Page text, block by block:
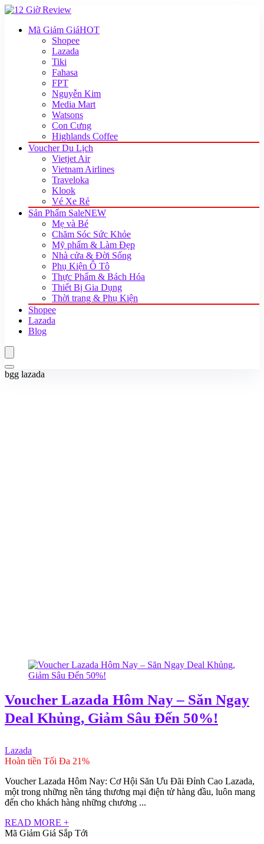
Mã Giảm GiáHOT
Shopee
Lazada
Tiki
Fahasa
FPT
Nguyễn Kim
Media Mart
Watsons
Con Cưng
Highlands Coffee
Voucher Du Lịch
Vietjet Air
Vietnam Airlines
Traveloka
Klook
Vé Xe Rẻ
Sản Phẩm SaleNEW
Mẹ và Bé
Chăm Sóc Sức Khỏe
Mỹ phẩm & Làm Đẹp
Nhà cửa & Đời Sống
Phụ Kiện Ô Tô
Thực Phẩm & Bách Hóa
Thiết Bị Gia Dụng
Thời trang & Phụ Kiện
Shopee
Lazada
Blog
bgg lazada
Voucher Lazada Hôm Nay – Săn Ngay
Deal Khủng, Giảm Sâu Đến 50%!
Lazada
Hoàn tiền Tối Đa 21%
Voucher Lazada Hôm Nay: Cơ Hội Săn Ưu Đãi Đỉnh Cao Lazada,
một trong những nền tảng thương mại điện tử hàng đầu, luôn mang
đến cho khách hàng những chương ...
READ MORE +
Mã Giảm Giá Sắp Tới